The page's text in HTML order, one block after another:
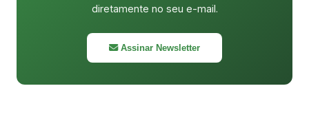
diretamente no seu e-mail.
Assinar Newsletter